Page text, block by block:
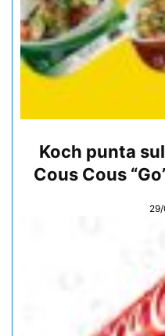
Koch punta
Cous Cous